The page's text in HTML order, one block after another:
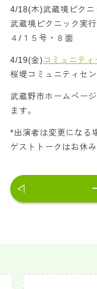
4/18(木)武蔵境ピクニ
武蔵境ピクニック実
４/１５号・８面
4/19(金)コミュニティ
桜堤コミュニティセ
武蔵野市ホームペー
ます。
*出演者は変更になる
ゲストトークはお休み